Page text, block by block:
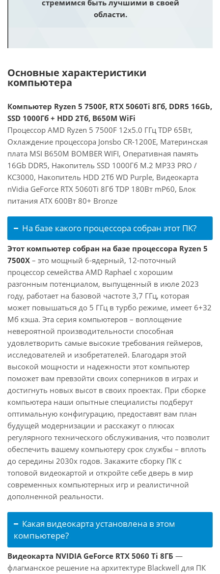
стремимся быть лучшими в своей
области.
Основные характеристики
компьютера
Компьютер Ryzen 5 7500F, RTX 5060Ti 8Гб, DDR5 16Gb,
SSD 1000Гб + HDD 2Тб, B650M WiFi
Процессор AMD Ryzen 5 7500F 12x5.0 ГГц TDP 65Вт,
Охлаждение процессора Jonsbo CR-1200E, Материнская
плата MSI B650M BOMBER WIFI, Оперативная память
16Gb DDR5, Накопитель SSD 1000Гб M.2 MP33 PRO /
KC3000, Накопитель HDD 2Тб WD Purple, Видеокарта
nVidia GeForce RTX 5060Ti 8Гб TDP 180Вт mP60, Блок
питания ATX 600Вт 80+ Bronze
На базе какого процессора собран этот ПК?
Этот компьютер собран на базе процессора Ryzen 5
7500X – это мощный 6-ядерный, 12-поточный
процессор семейства AMD Raphael с хорошим
разгонным потенциалом, выпущенный в июле 2023
году, работает на базовой частоте 3,7 ГГц, которая
может повышаться до 5 ГГц в турбо режиме, имеет 6+32
Мб кэша. Эта серия компьютеров – воплощение
невероятной производительности способная
удовлетворить самые высокие требования геймеров,
исследователей и изобретателей. Благодаря этой
высокой мощности и надежности этот компьютер
поможет вам превзойти своих соперников в играх и
достигнуть новых высот в своих проектах. При сборке
компьютера наши опытные специалисты подберут
оптимальную конфигурацию, предоставят вам план
будущей модернизации и расскажут о плюсах
регулярного технического обслуживания, что позволит
обеспечить вашему компьютеру срок службы – вплоть
до середины 2030х годов. Закажите сборку ПК с
топовой видеокартой и откройте себе дверь в мир
современных компьютерных игр и реалистичной
дополненной реальности.
Какая видеокарта установлена в этом
компьютере?
Видеокарта NVIDIA GeForce RTX 5060 Ti 8ГБ —
флагманское решение на архитектуре Blackwell для ПК